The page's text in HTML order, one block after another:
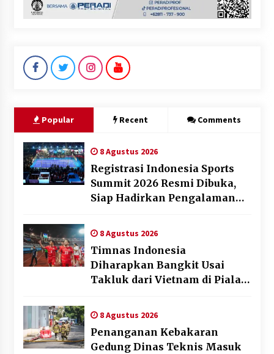
Popular Recent Comments
8 Agustus 2026
Registrasi Indonesia Sports
Summit 2026 Resmi Dibuka,
Siap Hadirkan Pengalaman
8 Agustus 2026
Timnas Indonesia
Diharapkan Bangkit Usai
Takluk dari Vietnam di Piala
8 Agustus 2026
Penanganan Kebakaran
Gedung Dinas Teknis Masuk